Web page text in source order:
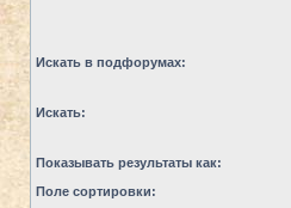
Искать в подфорумах:
Искать:
Показывать результаты как:
Поле сортировки: